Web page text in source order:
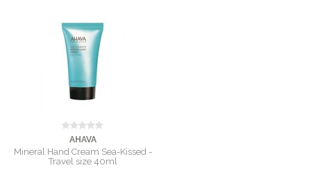
AHAVA
Mineral Hand Cream Sea-Kissed -
Travel size 40ml